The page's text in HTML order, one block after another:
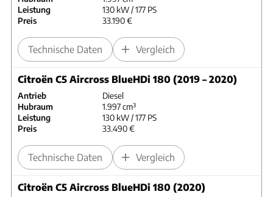
Leistung
130 kW / 177 PS
Preis
33.190 €
Technische Daten Vergleich
Citroën C5 Aircross BlueHDi 180 (2019 – 2020)
Antrieb
Diesel
Hubraum
1.997 cm³
Leistung
130 kW / 177 PS
Preis
33.490 €
Technische Daten Vergleich
Citroën C5 Aircross BlueHDi 180 (2020)